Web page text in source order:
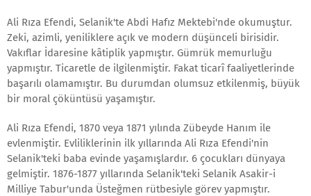
Ali Rıza Efendi, Selanik'te Abdi Hafız Mektebi'nde okumuştur.
Zeki, azimli, yeniliklere açık ve modern düşünceli birisidir.
Vakıflar İdaresine kâtiplik yapmıştır. Gümrük memurluğu
yapmıştır. Ticaretle de ilgilenmiştir. Fakat ticarî faaliyetlerinde
başarılı olamamıştır. Bu durumdan olumsuz etkilenmiş, büyük
bir moral çöküntüsü yaşamıştır.
Ali Rıza Efendi, 1870 veya 1871 yılında Zübeyde Hanım ile
evlenmiştir. Evliliklerinin ilk yıllarında Ali Rıza Efendi'nin
Selanik'teki baba evinde yaşamışlardır. 6 çocukları dünyaya
gelmiştir. 1876-1877 yıllarında Selanik'teki Selanik Asakir-i
Milliye Tabur'unda Üsteğmen rütbesiyle görev yapmıştır.